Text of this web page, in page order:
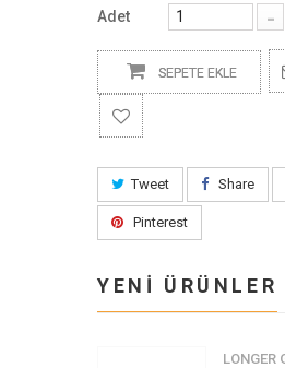
Adet -
SEPETE EKLE
Tweet Share
Pinterest
YENİ ÜRÜNLER
LONGER